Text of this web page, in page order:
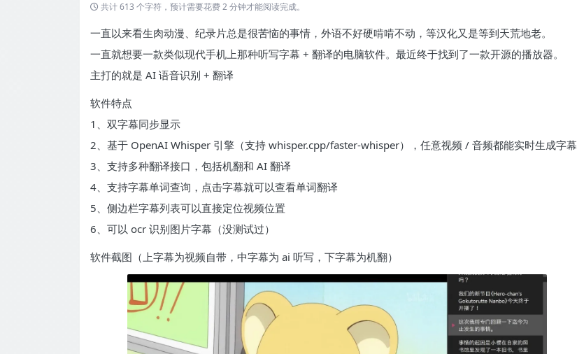
共计 613 个字符，预计需要花费 2 分钟才能阅读完成。
一直以来看生肉动漫、纪录片总是很苦恼的事情，外语不好硬啃啃不动，等汉化又是等到天荒地老。
一直就想要一款类似现代手机上那种听写字幕 + 翻译的电脑软件。最近终于找到了一款开源的播放器。
主打的就是 AI 语音识别 + 翻译
软件特点
1、双字幕同步显示
2、基于 OpenAI Whisper 引擎（支持 whisper.cpp/faster-whisper），任意视频 / 音频都能实时生成字幕
3、支持多种翻译接口，包括机翻和 AI 翻译
4、支持字幕单词查询，点击字幕就可以查看单词翻译
5、侧边栏字幕列表可以直接定位视频位置
6、可以 ocr 识别图片字幕（没测试过）
软件截图（上字幕为视频自带，中字幕为 ai 听写，下字幕为机翻）